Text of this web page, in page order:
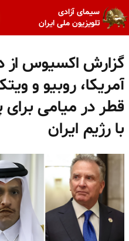
سیمای آزادی
تلویزیون ملی ایران
گزارش اکسیوس از
آمریکا، روبیو و
قطر در میامی
با رژیم ایران